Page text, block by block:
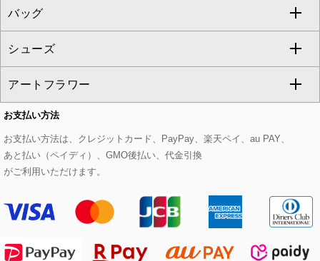
eur3
Maison de CINQ
MK MICHEL KLEIN BAG
HIROKO KOSHINO
パーカー
タンクトップ・キャミソール
スウェット・ジャージー
その他のトップス
サロペット・オールインワン
その他のパンツ
ショート・ミニ丈スカート
その他のスカート
セットアップ
セットアップジャケット
セットアップパンツ
セットアップスカート
セットアップワンピース
ピーコート
ダッフルコート
チェスターコート
モッズコート
ステンカラーコート
ライダースジャケット
マスク
ストール・マフラー・スヌード
ベルト・サスペンダー
帽子
ヘアアクセサリー
ハンカチ・バンダナ
すべてのアクセサリー
ネックレス
ピアス・イヤリング
ブレスレット・バングル
ブローチ・コサージュ
バッグ
すべてのバッグ
トートバッグ
ショルダーバッグ
ボストンバッグ
バックパック・リュック
シューズ
すべてのシューズ
パンプス
スニーカー
フラットシューズ
アートフラワー
すべてのアートフラワー
ローズ
カサブランカ・カラー
お支払い方法
お支払い方法は、クレジットカード、PayPay、楽天ペイ、au PAY、
あと払い（ペイディ）、GMO後払い、代金引換
がご利用いただけます。